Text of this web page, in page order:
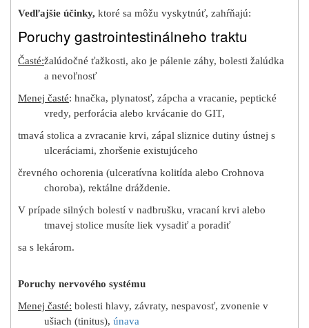
Vedľajšie účinky, ktoré sa môžu vyskytnúť, zahŕňajú:
Poruchy gastrointestinálneho traktu
Časté:žalúdočné ťažkosti, ako je pálenie záhy, bolesti žalúdka
a nevoľnosť
Menej časté: hnačka, plynatosť, zápcha a vracanie, peptické
vredy, perforácia alebo krvácanie do GIT,
tmavá stolica a zvracanie krvi, zápal sliznice dutiny ústnej s
ulceráciami, zhoršenie existujúceho
črevného ochorenia (ulceratívna kolitída alebo Crohnova
choroba), rektálne dráždenie.
V prípade silných bolestí v nadbrušku, vracaní krvi alebo
tmavej stolice musíte liek vysadiť a poradiť
sa s lekárom.
Poruchy nervového systému
Menej časté: bolesti hlavy, závraty, nespavosť, zvonenie v
ušiach (tinitus), únava